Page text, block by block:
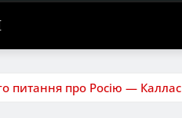
питання про Росію — Каллас